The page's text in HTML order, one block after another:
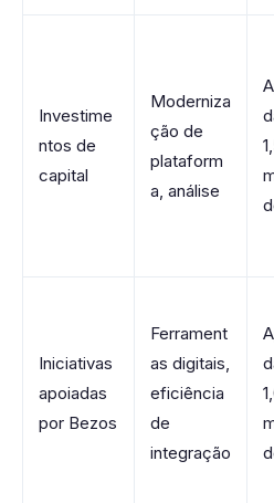
Investime
ntos de
capital
Moderniza
ção de
plataform
a, análise
Iniciativas
apoiadas
por Bezos
Ferrament
as digitais,
eficiência
de
integração